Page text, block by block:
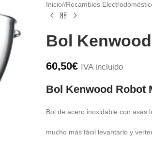
Inicio/ Recambios
Bol
60,50€ IVA incluido
Bol Kenwood Robot
Bol de acero inoxidable con asas
mucho más fácil levantarlo y